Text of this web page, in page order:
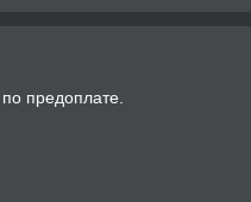
предоплате.